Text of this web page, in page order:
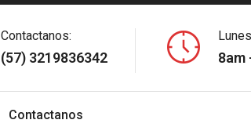
Contactanos:
(57) 3219836342 8am
Contactanos